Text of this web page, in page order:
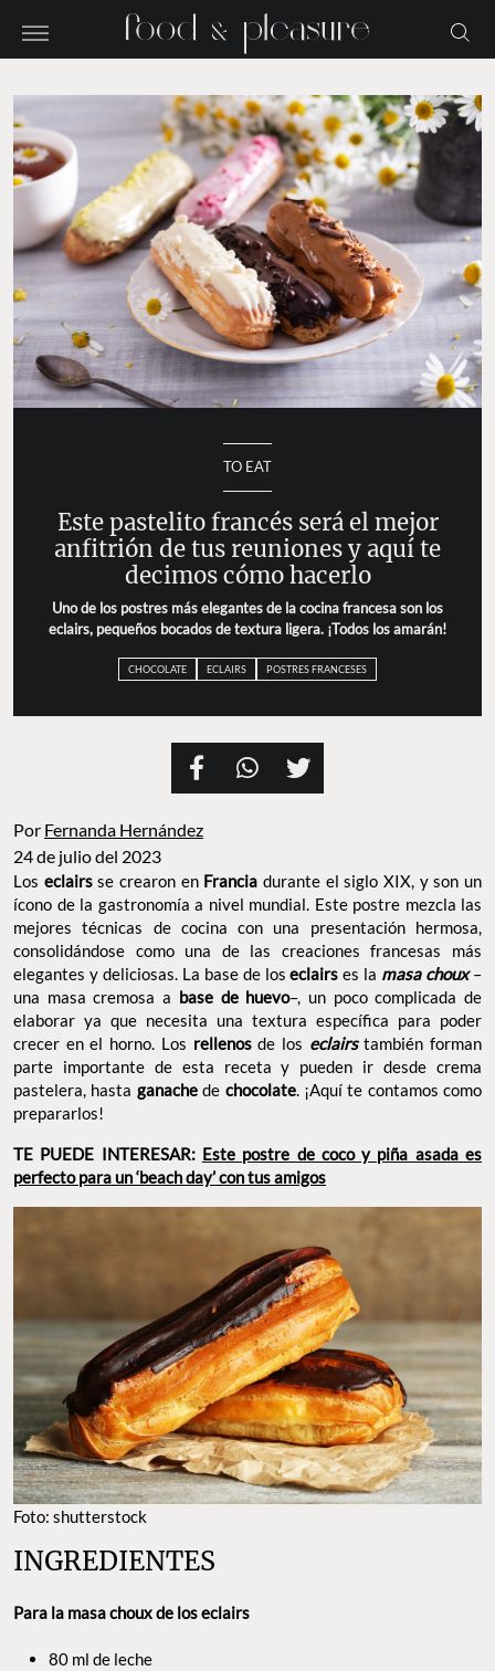
TO EAT
Este pastelito francés será el mejor
anfitrión de tus reuniones y aquí te
decimos cómo hacerlo
Uno de los postres más elegantes de la cocina francesa son los
eclairs, pequeños bocados de textura ligera. ¡Todos los amarán!
CHOCOLATE ECLAIRS POSTRES FRANCESES
Por Fernanda Hernández
24 de julio del 2023
Los eclairsse crearon en Francia durante el siglo XIX, y son un
ícono de la gastronomía a nivel mundial. Este postre mezcla las
mejores técnicas de cocina con una presentación hermosa,
consolidándose como una de las creaciones francesas más
elegantes y deliciosas. La base de loseclairs es la masa choux–
una masa cremosa a base de huevo–, un poco complicada de
elaborar ya que necesita una textura específica para poder
crecer en el horno. Los rellenosde los eclairstambién forman
parte importante de esta receta y pueden ir desde crema
pastelera, hasta ganachede chocolate. ¡Aquí te contamos como
prepararlos!
TE PUEDE INTERESAR: Este postre de coco y piña asada es
perfecto para un ‘beach day’ con tus amigos
Foto: shutterstock
INGREDIENTES
Para la masa choux de los eclairs
80 ml de leche